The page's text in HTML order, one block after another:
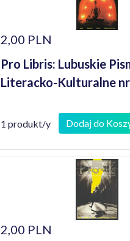
2,00 PLN
Pro Libris: Lubuskie
Literacko-Kulturalne
1 produkt/y Dodaj do
2,00 PLN